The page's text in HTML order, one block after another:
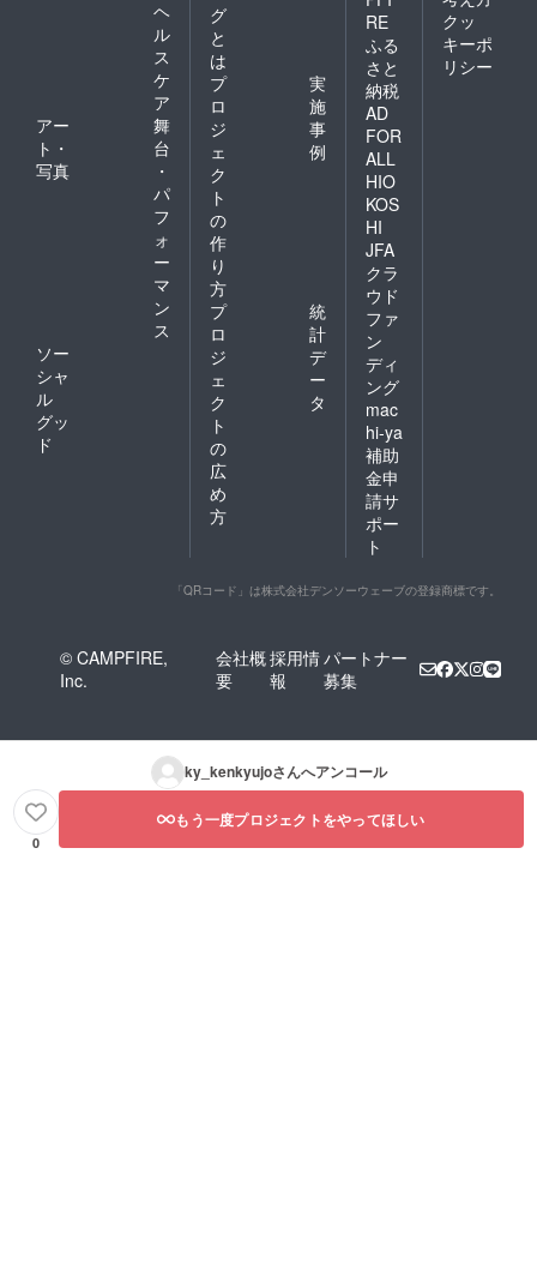
ヘ
ル
ス
ケ
ア
アー
ト・
写真
舞
台
・
パ
フ
ォ
ー
マ
ン
ス
ソー
シャ
ル
グッ
ド
グ
と
は
プ
ロ
ジ
ェ
ク
ト
の
作
り
方
実
施
事
例
プ
ロ
ジ
ェ
ク
ト
の
広
め
方
統
計
デ
ー
タ
RE
ふる
さと
納税
AD
FOR
ALL
HIO
KOS
HI
JFA
クラ
ウド
ファ
ン
ディ
ング
mac
hi-ya
補助
金申
請サ
ポー
ト
クッ
キーポ
リシー
「QRコード」は株式会社デンソーウェーブの登録商標です。
© CAMPFIRE,
Inc.
会社概
要
採用情
報
パートナー
募集
ky_kenkyujoさんへアンコール
0
もう一度プロジェクトをやってほしい